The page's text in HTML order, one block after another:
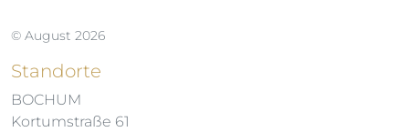
© August 2026
Standorte
BOCHUM
Kortumstraße 61